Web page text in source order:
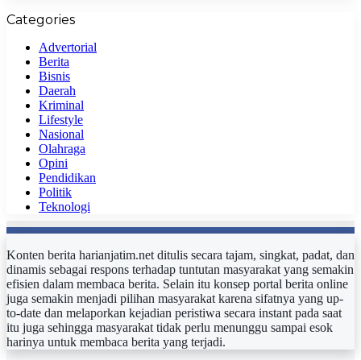
Categories
Advertorial
Berita
Bisnis
Daerah
Kriminal
Lifestyle
Nasional
Olahraga
Opini
Pendidikan
Politik
Teknologi
Konten berita harianjatim.net ditulis secara tajam, singkat, padat, dan
dinamis sebagai respons terhadap tuntutan masyarakat yang semakin
efisien dalam membaca berita. Selain itu konsep portal berita online
juga semakin menjadi pilihan masyarakat karena sifatnya yang up-
to-date dan melaporkan kejadian peristiwa secara instant pada saat
itu juga sehingga masyarakat tidak perlu menunggu sampai esok
harinya untuk membaca berita yang terjadi.